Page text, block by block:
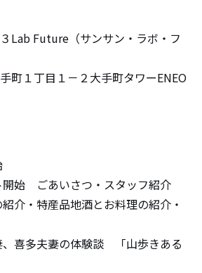
Lab Future（サンサン・ラボ・フ
町１丁目１－２大手町タワーENEO
始 ごあいさつ・スタッフ紹介
介・特産品地酒とお料理の紹介・
喜多夫妻の体験談 「山歩きある